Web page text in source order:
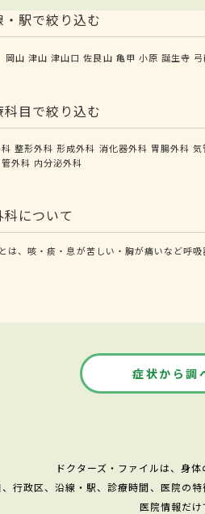
駅で絞り込む
岡山 津山 津山口 佐良山 亀甲 小原 誕生寺 弓
目で絞り込む
整形外科 形成外科 消化器外科 胃腸外科 気
管外科 内分泌外科
について
は、咳・痰・息が苦しい・胸が痛いなど呼
症状から調
ドクターズ・ファイルは、身
行政区、沿線・駅、診療時間、医院の
医院情報だ